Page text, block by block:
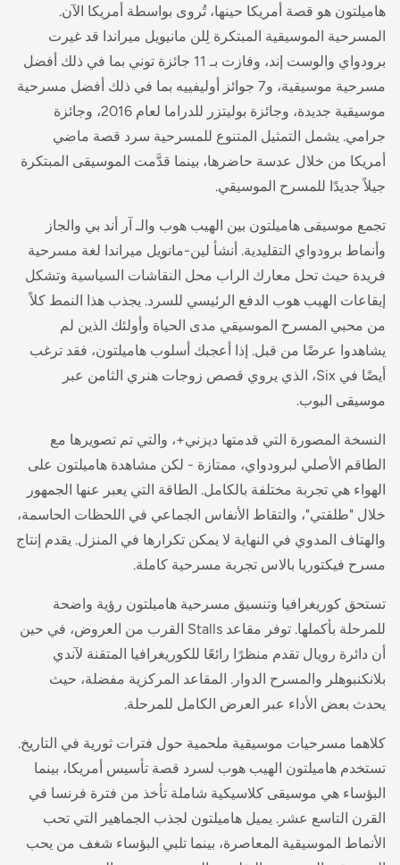
هاميلتون هو قصة أمريكا حينها، تُروى بواسطة أمريكا الآن.
المسرحية الموسيقية المبتكرة لِلن مانيويل ميراندا قد غيرت
برودواي والوست إند، وفازت بـ 11 جائزة توني بما في ذلك أفضل
مسرحية موسيقية، و7 جوائز أوليفييه بما في ذلك أفضل مسرحية
موسيقية جديدة، وجائزة بوليتزر للدراما لعام 2016، وجائزة
جرامي. يشمل التمثيل المتنوع للمسرحية سرد قصة ماضي
أمريكا من خلال عدسة حاضرها، بينما قدَّمت الموسيقى المبتكرة
جيلاً جديدًا للمسرح الموسيقي.
تجمع موسيقى هاميلتون بين الهيب هوب والـ آر أند بي والجاز
وأنماط برودواي التقليدية. أنشأ لين-مانويل ميراندا لغة مسرحية
فريدة حيث تحل معارك الراب محل النقاشات السياسية وتشكل
إيقاعات الهيب هوب الدفع الرئيسي للسرد. يجذب هذا النمط كلاً
من محبي المسرح الموسيقي مدى الحياة وأولئك الذين لم
يشاهدوا عرضًا من قبل. إذا أعجبك أسلوب هاميلتون، فقد ترغب
أيضًا في Six، الذي يروي قصص زوجات هنري الثامن عبر
موسيقى البوب.
النسخة المصورة التي قدمتها ديزني+، والتي تم تصويرها مع
الطاقم الأصلي لبرودواي، ممتازة - لكن مشاهدة هاميلتون على
الهواء هي تجربة مختلفة بالكامل. الطاقة التي يعبر عنها الجمهور
خلال "طلقتي"، والتقاط الأنفاس الجماعي في اللحظات الحاسمة،
والهتاف المدوي في النهاية لا يمكن تكرارها في المنزل. يقدم إنتاج
مسرح فيكتوريا بالاس تجربة مسرحية كاملة.
تستحق كوريغرافيا وتنسيق مسرحية هاميلتون رؤية واضحة
للمرحلة بأكملها. توفر مقاعد Stalls القرب من العروض، في حين
أن دائرة رويال تقدم منظرًا رائعًا للكوريغرافيا المتقنة لآندي
بلانكنبوهلر والمسرح الدوار. المقاعد المركزية مفضلة، حيث
يحدث بعض الأداء عبر العرض الكامل للمرحلة.
كلاهما مسرحيات موسيقية ملحمية حول فترات ثورية في التاريخ.
تستخدم هاميلتون الهيب هوب لسرد قصة تأسيس أمريكا، بينما
البؤساء هي موسيقى كلاسيكية شاملة تأخذ من فترة فرنسا في
القرن التاسع عشر. يميل هاميلتون لجذب الجماهير التي تحب
الأنماط الموسيقية المعاصرة، بينما تلبي البؤساء شغف من يحب